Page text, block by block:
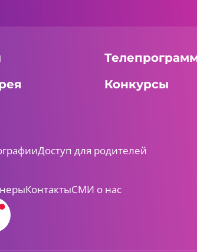
Конкурсы
Доступ для родителей
КонтактыСМИ о нас